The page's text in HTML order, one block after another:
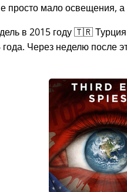
мало освещения, а
в 2015 году 🇹🇷
Через неделю после